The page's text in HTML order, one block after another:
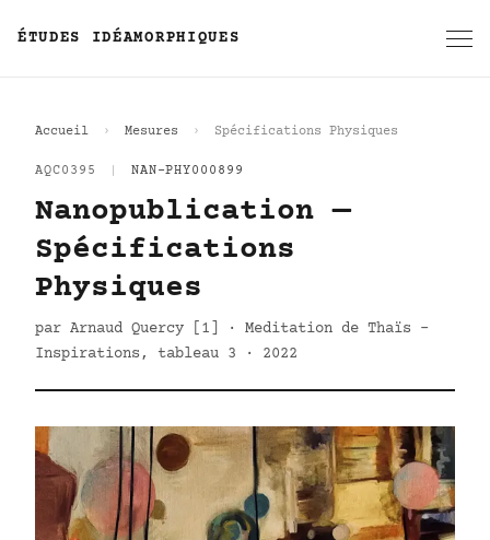
ÉTUDES IDÉAMORPHIQUES
Accueil Mesures Spécifications Physiques
AQC0395 NAN-PHY000899
Nanopublication —
Spécifications
Physiques
par Arnaud Quercy [1] · Meditation de Thaïs -
Inspirations, tableau 3 · 2022